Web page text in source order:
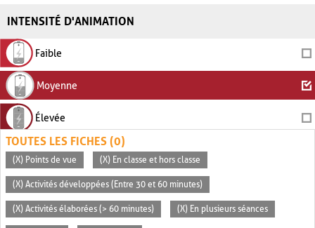
INTENSITÉ D'ANIMATION
Faible
Moyenne
Élevée
TOUTES LES FICHES (0)
(X) Points de vue (X) En classe et hors classe
(X) Activités développées (Entre 30 et 60 minutes)
(X) Activités élaborées (> 60 minutes) (X) En plusieurs séances